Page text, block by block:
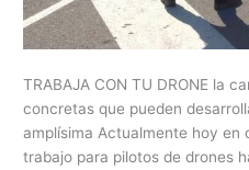
TRABAJA CON TU DRONE la
concretas que pueden
amplísima Actualmente hoy en
trabajo para pilotos de drones